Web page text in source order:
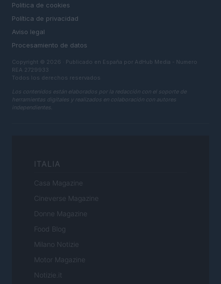
Politica de cookies
Política de privacidad
Aviso legal
Procesamiento de datos
Copyright © 2026 · Publicado en España por AdHub Media - Numero
REA 2729933
Todos los derechos reservados
Los contenidos están elaborados por la redacción con el soporte de
herramientas digitales y realizados en colaboración con autores
independientes.
ITALIA
Casa Magazine
Cineverse Magazine
Donne Magazine
Food Blog
Milano Notizie
Motor Magazine
Notizie.it